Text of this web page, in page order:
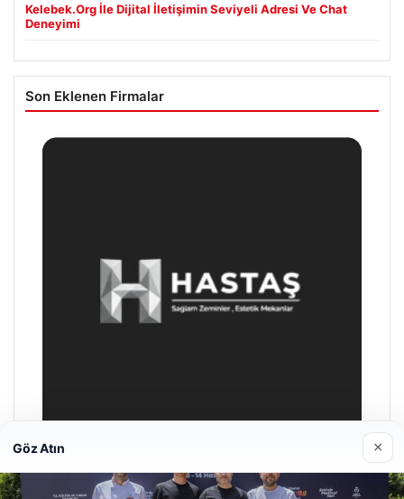
Kelebek.Org İle Dijital İletişimin Seviyeli Adresi Ve Chat
Deneyimi
Son Eklenen Firmalar
Enes Kaplan Avukatlık Bürosu
Göz Atın ×